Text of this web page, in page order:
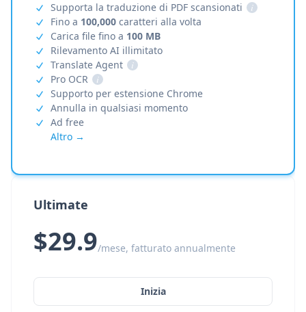
Supporta la traduzione di PDF scansionati
i
Fino a 100,000 caratteri alla volta
Carica file fino a 100 MB
Rilevamento AI illimitato
Translate Agent
i
Pro OCR
i
Supporto per estensione Chrome
Annulla in qualsiasi momento
Ad free
Altro →
Ultimate
$29.9/mese, fatturato annualmente
Inizia